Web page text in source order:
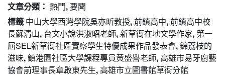
文章分類： 熱門,要聞
標籤 中山大學西灣學院吳亦昕教授,前鎮高中,前鎮高中校
長蘇清山, 台文小說洪淑昭老師,新草衙在地文學作家, 第一
屆SEL新草衙社區實察學生特優成果作品發表會,錦荔枝的
滋味,鎮港園社區大學課程專員黃盛譽老師, 高雄市易牙廚藝
協會前理事長章啟東先生, 高雄市立圖書館草衙分館